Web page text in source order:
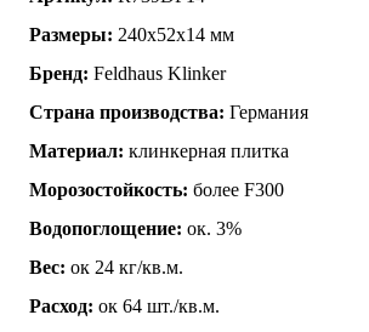
Размеры: 240x52x14 мм
Бренд: Feldhaus Klinker
Страна производства: Германия
Материал: клинкерная плитка
Морозостойкость: более F300
Водопоглощение: ок. 3%
Вес: ок 24 кг/кв.м.
Расход: ок 64 шт./кв.м.